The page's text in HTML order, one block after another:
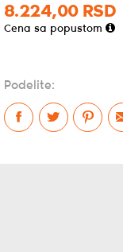
8.224,00 RSD
Cena sa popustom
Podelite: